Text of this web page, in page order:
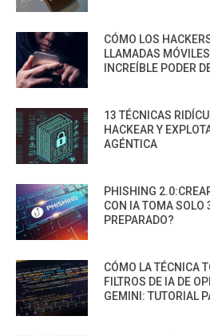
CÓMO LOS
LLAMADAS
INCREÍBLE PODER
13 TÉCNICAS
HACKEAR Y
AGÉNTICA
PHISHING
CON IA TOMA SOLO
PREPARADO?
CÓMO LA TÉCNICA
FILTROS DE IA DE
GEMINI: TUTORIAL